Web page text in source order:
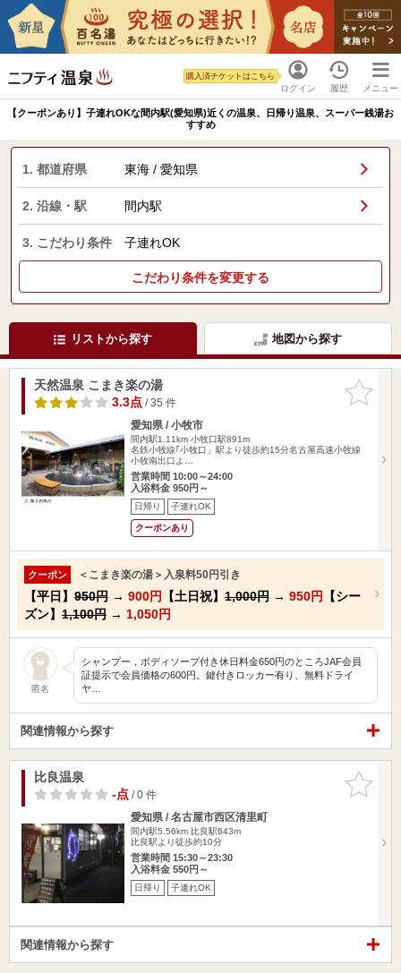
ログイン
購入済チケットはこちら
履歴 メニュー
【クーポンあり】子連れOKな間内駅(愛知県)近くの温泉、日帰り温泉、スーパー銭湯お
すすめ
1. 都道府県 東海 / 愛知県
2. 沿線・駅 間内駅
3. こだわり条件 子連れOK
こだわり条件を変更する
リストから探す 地図から探す
お気に入
りに追加
天然温泉 こまき楽の湯
3.3点/ 35 件
愛知県 / 小牧市
間内駅1.11km 小牧口駅891m
名鉄小牧線｢小牧口」駅より徒歩約15分名古屋高速小牧線
小牧南出口よ…
営業時間 10:00～24:00
入浴料金 950円～
日帰り 子連れOK
クーポンあり
クーポン ＜こまき楽の湯＞入泉料50円引き
【平日】 950円 → 900円 【土日祝】 1,000円 → 950円
【シー
ズン】 1,100円 → 1,050円
匿名
シャンプー，ボディソープ付き休日料金650円のところJAF会員
証提示で会員価格の600円。鍵付きロッカー有り、無料ドライ
ヤ…
関連情報から探す
お気に入
りに追加
比良温泉
-点/ 0 件
愛知県 / 名古屋市西区清里町
間内駅5.56km 比良駅643m
比良駅より徒歩約10分
営業時間 15:30～23:30
入浴料金 550円～
日帰り 子連れOK
関連情報から探す